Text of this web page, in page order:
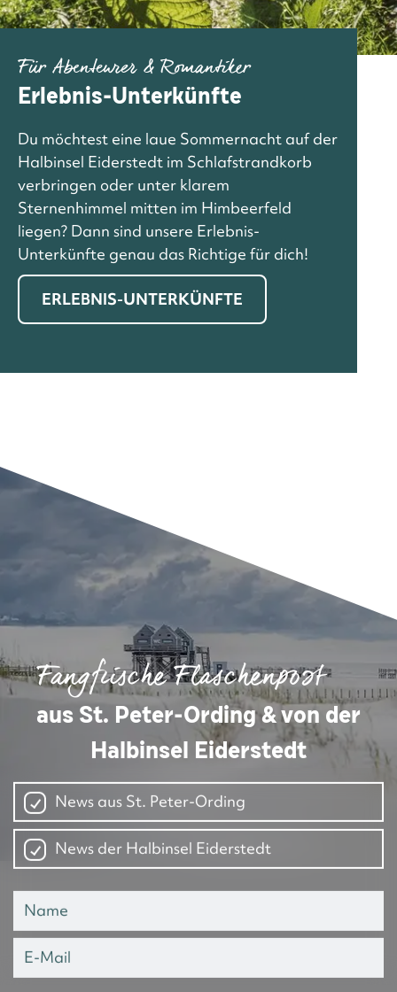
Für Abenteurer & Romantiker
Erlebnis-Unterkünfte
Du möchtest eine laue Sommernacht auf der
Halbinsel Eiderstedt im Schlafstrandkorb
verbringen oder unter klarem
Sternenhimmel mitten im Himbeerfeld
liegen? Dann sind unsere Erlebnis-
Unterkünfte genau das Richtige für dich!
ERLEBNIS-UNTERKÜNFTE
Fangfrische Flaschenpost
aus St. Peter-Ording & von der
Halbinsel Eiderstedt
News aus St. Peter-Ording
News der Halbinsel Eiderstedt